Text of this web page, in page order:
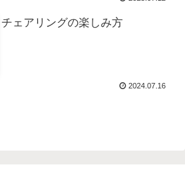
チェアリングの楽しみ方
2024.07.16